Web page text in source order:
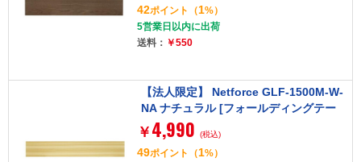
42ポイント （1%）
5営業日以内に出荷
送料： ￥550
【法人限定】 Netforce GLF-1500M-W-
NA ナチュラル [フォールディングテー
ブル用幕板 (幅1500mm用)]
￥ 4,990 (税込)
49ポイント （1%）